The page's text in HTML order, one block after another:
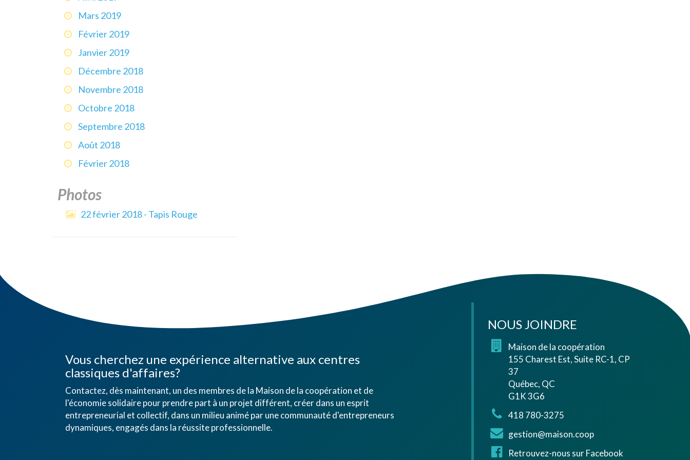
Mars 2019
Février 2019
Janvier 2019
Décembre 2018
Novembre 2018
Octobre 2018
Septembre 2018
Août 2018
Février 2018
Photos
22 février 2018 - Tapis Rouge
Vous cherchez une expérience alternative aux centres
classiques d'affaires?
Contactez, dès maintenant, un des membres de la Maison de la coopération et de
l'économie solidaire pour prendre part à un projet différent, créer dans un esprit
entrepreneurial et collectif, dans un milieu animé par une communauté d'entrepreneurs
dynamiques, engagés dans la réussite professionnelle.
NOUS JOINDRE
Maison de la coopération
155 Charest Est, Suite RC-1, CP
37
Québec, QC
G1K 3G6
418 780-3275
gestion@maison.coop
Retrouvez-nous sur Facebook